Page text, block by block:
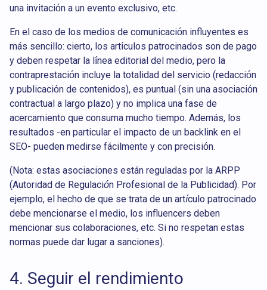
una invitación a un evento exclusivo, etc.
En el caso de los medios de comunicación influyentes es
más sencillo: cierto, los artículos patrocinados son de pago
y deben respetar la línea editorial del medio, pero la
contraprestación incluye la totalidad del servicio (redacción
y publicación de contenidos), es puntual (sin una asociación
contractual a largo plazo) y no implica una fase de
acercamiento que consuma mucho tiempo. Además, los
resultados -en particular el impacto de un backlink en el
SEO- pueden medirse fácilmente y con precisión.
(Nota: estas asociaciones están reguladas por la ARPP
(Autoridad de Regulación Profesional de la Publicidad). Por
ejemplo, el hecho de que se trata de un artículo patrocinado
debe mencionarse el medio, los influencers deben
mencionar sus colaboraciones, etc. Si no respetan estas
normas puede dar lugar a sanciones).
4. Seguir el rendimiento